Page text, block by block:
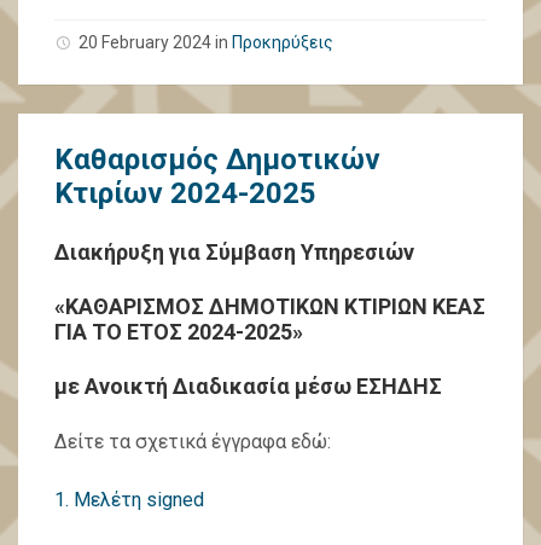
20 February 2024in Προκηρύξεις
Καθαρισμός Δημοτικών
Κτιρίων 2024-2025
Διακήρυξη για Σύμβαση Υπηρεσιών
«ΚΑΘΑΡΙΣΜΟΣ ΔΗΜΟΤΙΚΩΝ ΚΤΙΡΙΩΝ ΚΕΑΣ
ΓΙΑ ΤΟ ΕΤΟΣ 2024-2025»
με Ανοικτή Διαδικασία μέσω ΕΣΗΔΗΣ
Δείτε τα σχετικά έγγραφα εδώ:
1. Μελέτη signed